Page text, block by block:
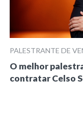
PALESTRANTE DE
O melhor
contratar Celso